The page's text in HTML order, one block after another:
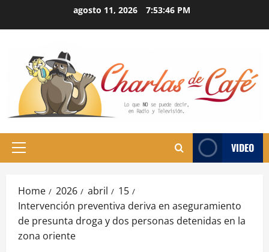
agosto 11, 2026 7:53:47 PM
Primary
VIDEO
Home 2026 abril
15
Intervención preventiva deriva en aseguramiento
de presunta droga y dos personas detenidas en la
zona oriente